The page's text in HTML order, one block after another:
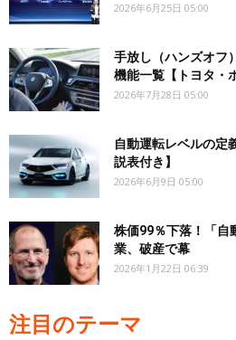
2026年6月25日 05:00
手放し（ハンズオフ
機能一覧【トヨタ・
2026年7月28日 05:00
自動運転レベルの定
説表付き】
2026年6月9日 05:00
株価99％下落！「自
業、破産で幕
2026年1月22日 06:39
注目のテーマ